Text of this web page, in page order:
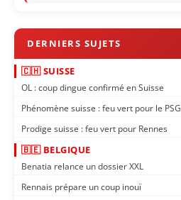
🇨🇭 SUISSE
OL : coup dingue confirmé en Suisse
Phénomène suisse : feu vert pour le PSG
Prodige suisse : feu vert pour Rennes
🇧🇪 BELGIQUE
Benatia relance un dossier XXL
Rennais prépare un coup inouï